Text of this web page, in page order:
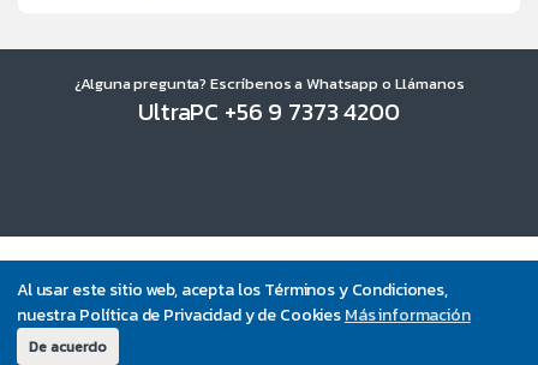
Al usar este sitio web, acepta los Términos y Condiciones,
nuestra Política de Privacidad y de CookiesMás información
De acuerdo
¿Alguna pregunta? Escríbenos a Whatsapp o Llámanos
UltraPC +56 9 7373 4200